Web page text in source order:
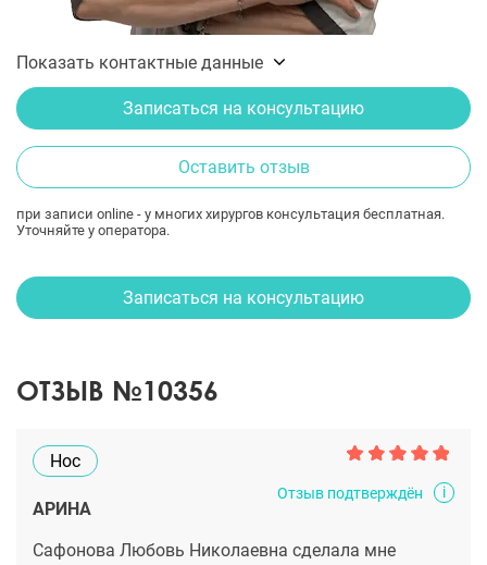
Показать контактные данные
Записаться на консультацию
Оставить отзыв
при записи online - у многих хирургов консультация бесплатная.
Уточняйте у оператора.
Записаться на консультацию
ОТЗЫВ №10356
Отзыв подтверждён i
Нос
АРИНА
Сафонова Любовь Николаевна сделала мне